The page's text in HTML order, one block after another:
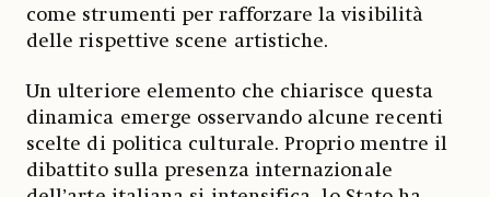
come strumenti per rafforzare la visibilità
delle rispettive scene artistiche.
Un ulteriore elemento che chiarisce questa
dinamica emerge osservando alcune recenti
scelte di politica culturale. Proprio mentre il
dibattito sulla presenza internazionale